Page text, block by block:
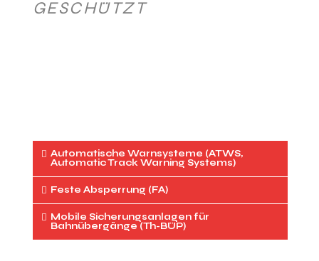
ESCHÜTZT
Automatische Warnsysteme (ATWS,
Automatic Track Warning Systems)
Feste Absperrung (FA)
Mobile Sicherungsanlagen für
Bahnübergänge (Th-BÜP)